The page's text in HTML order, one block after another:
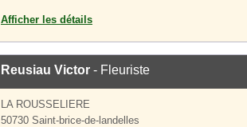
Afficher les détails
Reusiau Victor - Fleuriste
LA ROUSSELIERE
50730 Saint-brice-de-landelles